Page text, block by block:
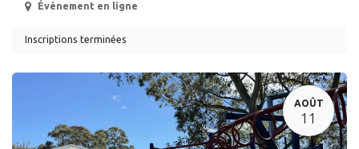
Événement en ligne
Inscriptions terminées
AOÛT
11